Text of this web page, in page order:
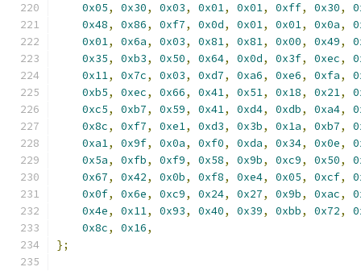
0x05, 0x30, 0x03, 0x01, 0x01, 0xff, 0x30,
0x48, 0x86, 0xf7, 0x0d, 0x01, 0x01, 0x0a,
0x01, 0x6a, 0x03, 0x81, 0x81, 0x00, 0x49,
0x35, 0xb3, 0x50, 0x64, 0x0d, 0x3f, 0xec,
0x11, 0x7c, 0x03, 0xd7, 0xa6, 0xe6, 0xfa,
0xb5, 0xec, 0x66, 0x41, 0x51, 0x18, 0x21,
0xc5, 0xb7, 0x59, 0x41, 0xd4, 0xdb, 0xa4,
0x8c, 0xf7, 0xe1, 0xd3, 0x3b, 0x1a, 0xb7,
0xa1, 0x9f, 0x0a, 0xf0, 0xda, 0x34, 0x0e,
0x5a, 0xfb, 0xf9, 0x58, 0x9b, 0xc9, 0x50,
0x67, 0x42, 0x0b, 0xf8, 0xe4, 0x05, 0xcf,
0x0f, 0x6e, 0xc9, 0x24, 0x27, 0x9b, 0xac,
0x4e, 0x11, 0x93, 0x40, 0x39, 0xbb, 0x72,
0x8c, 0x16,
};